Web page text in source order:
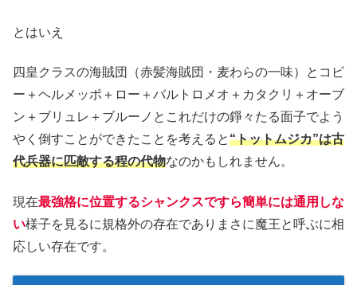
とはいえ
四皇クラスの海賊団（赤髪海賊団・麦わらの一味）とコビ
ー＋ヘルメッポ＋ロー＋バルトロメオ＋カタクリ＋オーブ
ン＋ブリュレ＋ブルーノとこれだけの錚々たる面子でよう
やく倒すことができたことを考えると“トットムジカ”は古
代兵器に匹敵する程の代物なのかもしれません。
現在最強格に位置するシャンクスですら簡単には通用しな
い様子を見るに規格外の存在でありまさに魔王と呼ぶに相
応しい存在です。